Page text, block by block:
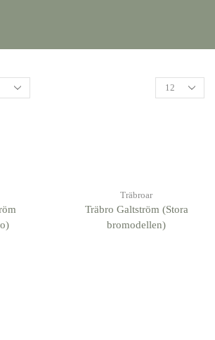
Träbroar
Träbro Galtström (Stora
bromodellen)